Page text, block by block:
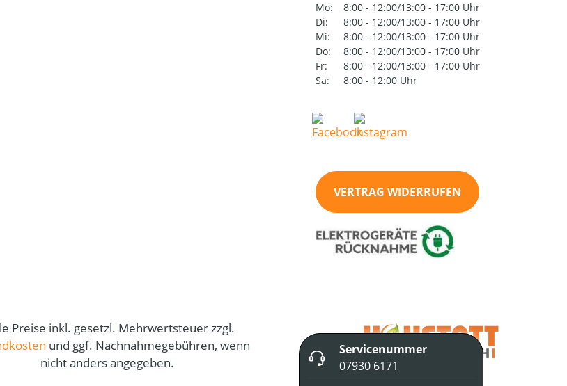
Mo:
8:00 - 12:00/13:00 - 17:00 Uhr
Di:
8:00 - 12:00/13:00 - 17:00 Uhr
Mi:
8:00 - 12:00/13:00 - 17:00 Uhr
Do:
8:00 - 12:00/13:00 - 17:00 Uhr
Fr:
8:00 - 12:00/13:00 - 17:00 Uhr
Sa:
8:00 - 12:00 Uhr
VERTRAG WIDERRUFEN
Preise inkl. gesetzl. Mehrwertsteuer zzgl.
und ggf. Nachnahmegebühren, wenn
nicht anders angegeben.
Servicenummer
07930 6171